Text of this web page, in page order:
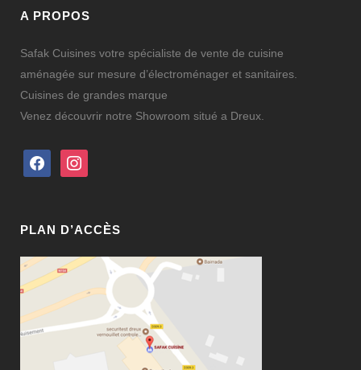
A PROPOS
Safak Cuisines votre spécialiste de vente de cuisine
aménagée sur mesure d’électroménager et sanitaires.
Cuisines de grandes marque
Venez découvrir notre Showroom situé a Dreux.
facebookinstagram
PLAN D’ACCÈS